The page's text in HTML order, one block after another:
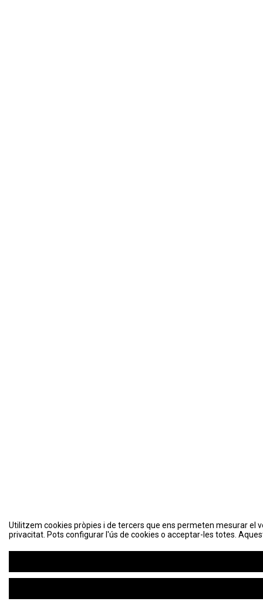
Utilitzem cookies pròpies i de tercers que ens permeten mesurar el
privacitat. Pots configurar l'ús de cookies o acceptar-les totes.
Utilitzem cookies pròpies i de tercers que ens permeten mesurar el
privacitat. Pots configurar l'ús de cookies o acceptar-les totes.